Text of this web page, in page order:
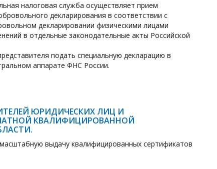
налоговая служба осуществляет прием
декларирования в соответствии с
декларировании физическими лицами
в отдельные законодательные акты Российской
подать специальную декларацию в
аппарате ФНС России.
ЮРИДИЧЕСКИХ ЛИЦ И
КВАЛИФИЦИРОВАННОЙ
выдачу квалифицированных сертификатов